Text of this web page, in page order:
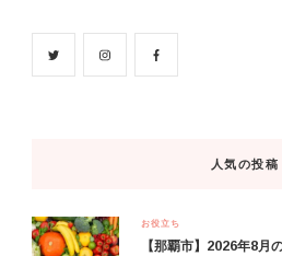
人気の投稿
お役立ち
【那覇市】2026年8月